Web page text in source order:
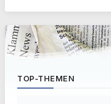
TOP-THEMEN